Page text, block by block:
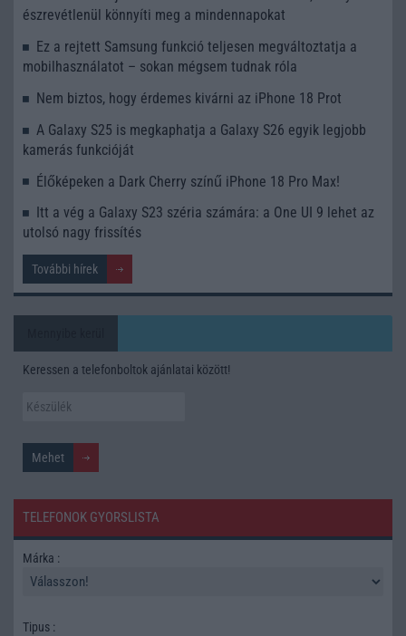
észrevétlenül könnyíti meg a mindennapokat
Ez a rejtett Samsung funkció teljesen megváltoztatja a
mobilhasználatot – sokan mégsem tudnak róla
Nem biztos, hogy érdemes kivárni az iPhone 18 Prot
A Galaxy S25 is megkaphatja a Galaxy S26 egyik legjobb
kamerás funkcióját
Élőképeken a Dark Cherry színű iPhone 18 Pro Max!
Itt a vég a Galaxy S23 széria számára: a One UI 9 lehet az
utolsó nagy frissítés
További hírek
Keressen a telefonboltok ajánlatai között!
TELEFONOK GYORSLISTA
Márka :
Tipus :